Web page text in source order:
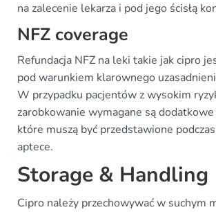
na zalecenie lekarza i pod jego ścisłą
NFZ coverage
Refundacja NFZ na leki takie jak cipro
pod warunkiem klarownego
W przypadku pacjentów z wysokim
zarobkowanie wymagane są
które muszą być przedstawione
aptece.
Storage & Handling
Cipro należy przechowywać w suchym